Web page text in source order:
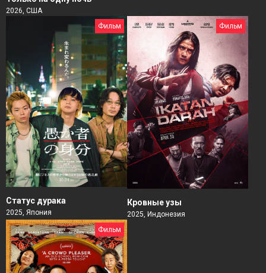
2026, США
Фильм
Статус дурака
2025, Япония
Фильм
Кровные узы
2025, Индонезия
Фильм